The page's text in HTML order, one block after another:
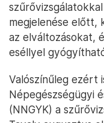
megjelenése előtt,
az elváltozásokat,
eséllyel
Valószínűleg ezért
Népegészségügyi
(NNGYK) a